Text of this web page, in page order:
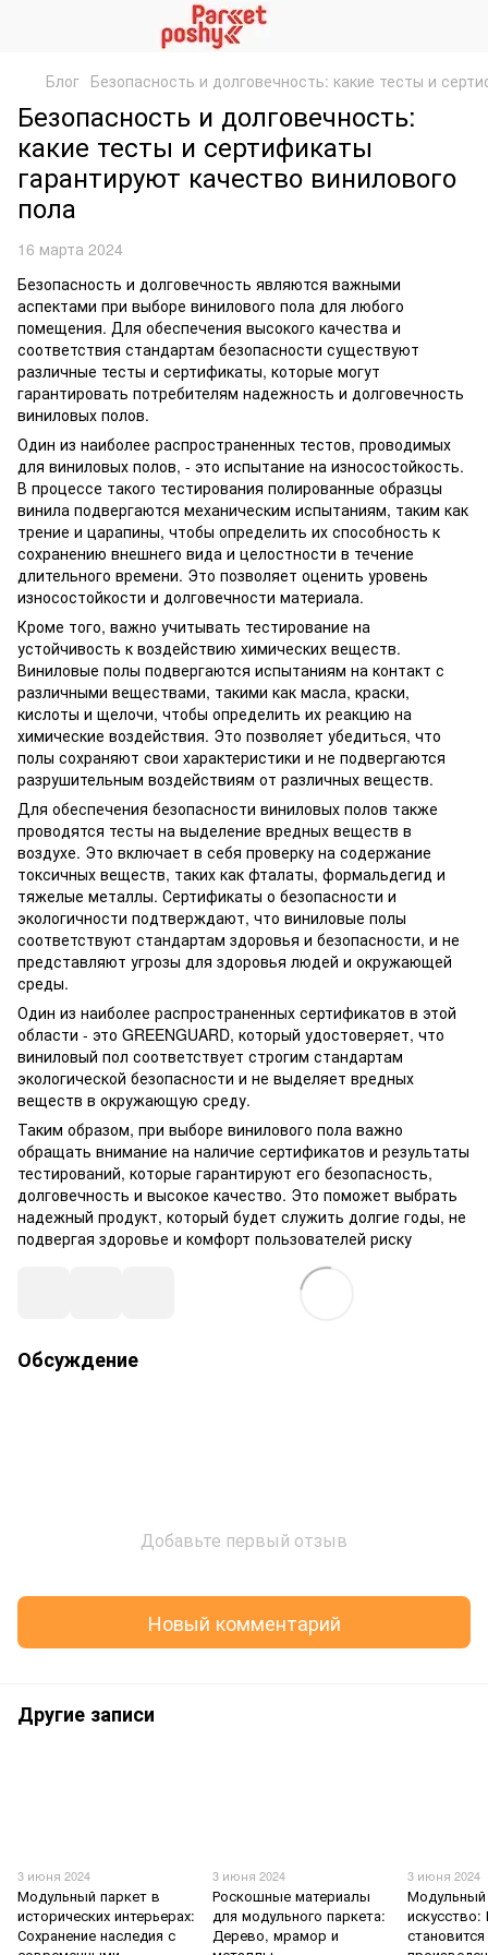
Блог Безопасность и долговечность: какие тесты и
Безопасность и долговечность:
какие тесты и сертификаты
гарантируют качество винилового
пола
16 марта 2024
Безопасность и долговечность являются важными
аспектами при выборе винилового пола для любого
помещения. Для обеспечения высокого качества и
соответствия стандартам безопасности существуют
различные тесты и сертификаты, которые могут
гарантировать потребителям надежность и долговечность
виниловых полов.
Один из наиболее распространенных тестов, проводимых
для виниловых полов, - это испытание на износостойкость.
В процессе такого тестирования полированные образцы
винила подвергаются механическим испытаниям, таким как
трение и царапины, чтобы определить их способность к
сохранению внешнего вида и целостности в течение
длительного времени. Это позволяет оценить уровень
износостойкости и долговечности материала.
Кроме того, важно учитывать тестирование на
устойчивость к воздействию химических веществ.
Виниловые полы подвергаются испытаниям на контакт с
различными веществами, такими как масла, краски,
кислоты и щелочи, чтобы определить их реакцию на
химические воздействия. Это позволяет убедиться, что
полы сохраняют свои характеристики и не подвергаются
разрушительным воздействиям от различных веществ.
Для обеспечения безопасности виниловых полов также
проводятся тесты на выделение вредных веществ в
воздухе. Это включает в себя проверку на содержание
токсичных веществ, таких как фталаты, формальдегид и
тяжелые металлы. Сертификаты о безопасности и
экологичности подтверждают, что виниловые полы
соответствуют стандартам здоровья и безопасности, и не
представляют угрозы для здоровья людей и окружающей
среды.
Один из наиболее распространенных сертификатов в этой
области - это GREENGUARD, который удостоверяет, что
виниловый пол соответствует строгим стандартам
экологической безопасности и не выделяет вредных
веществ в окружающую среду.
Таким образом, при выборе винилового пола важно
обращать внимание на наличие сертификатов и результаты
тестирований, которые гарантируют его безопасность,
долговечность и высокое качество. Это поможет выбрать
надежный продукт, который будет служить долгие годы, не
подвергая здоровье и комфорт пользователей риску
Обсуждение
Добавьте первый отзыв
Новый комментарий
Другие записи
3 июня 2024
Модульный паркет в
исторических интерьерах:
Сохранение наследия с
3 июня 2024
Роскошные материалы
для модульного паркета:
Дерево, мрамор и
3 июня 2024
Модульный
становится